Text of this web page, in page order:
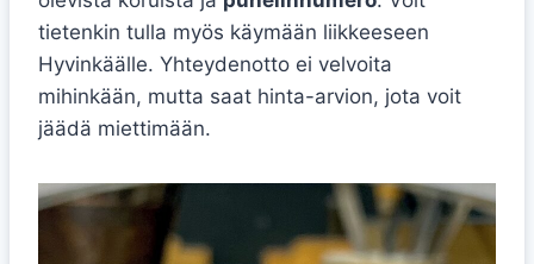
tietenkin tulla myös käymään liikkeeseen
Hyvinkäälle. Yhteydenotto ei velvoita
mihinkään, mutta saat hinta-arvion, jota voit
jäädä miettimään.